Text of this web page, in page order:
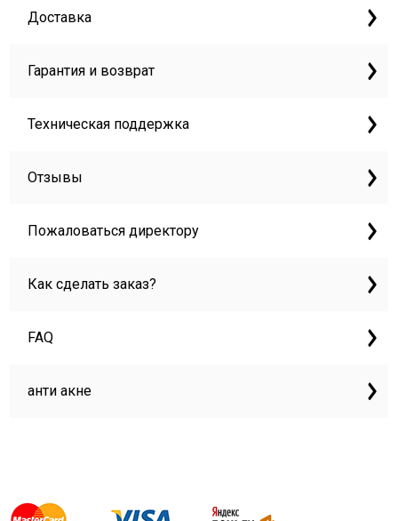
Доставка
Гарантия и возврат
Техническая поддержка
Отзывы
Пожаловаться директору
Как сделать заказ?
FAQ
анти акне